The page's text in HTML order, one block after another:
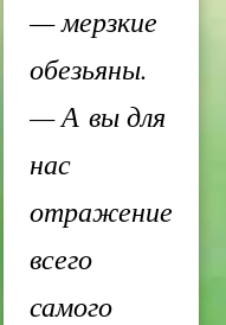
— мерзкие
обезьяны.
— А вы для
нас
отражение
всего
самого